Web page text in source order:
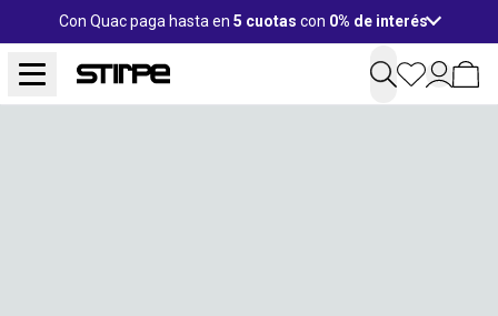
Con Quac paga hasta en 5 cuotas con 0% de interés